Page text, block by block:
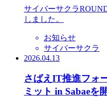
サイバーサクラ
しました。
お知らせ
サイバーサクラ
2026.04.13
さばえIT推進フォ
ミット in Sabaeを